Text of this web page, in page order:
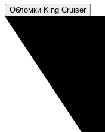
Обломки King Cruiser